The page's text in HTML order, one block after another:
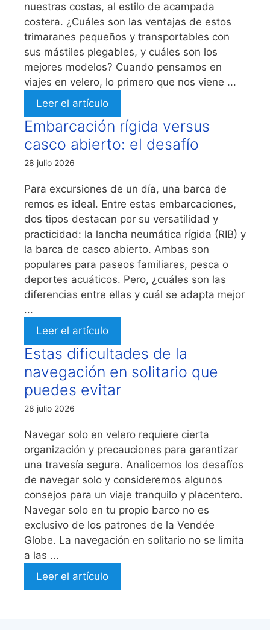
nuestras costas, al estilo de acampada
costera. ¿Cuáles son las ventajas de estos
trimaranes pequeños y transportables con
sus mástiles plegables, y cuáles son los
mejores modelos? Cuando pensamos en
viajes en velero, lo primero que nos viene ...
Leer el artículo
Embarcación rígida versus
casco abierto: el desafío
28 julio 2026
Para excursiones de un día, una barca de
remos es ideal. Entre estas embarcaciones,
dos tipos destacan por su versatilidad y
practicidad: la lancha neumática rígida (RIB) y
la barca de casco abierto. Ambas son
populares para paseos familiares, pesca o
deportes acuáticos. Pero, ¿cuáles son las
diferencias entre ellas y cuál se adapta mejor
...
Leer el artículo
Estas dificultades de la
navegación en solitario que
puedes evitar
28 julio 2026
Navegar solo en velero requiere cierta
organización y precauciones para garantizar
una travesía segura. Analicemos los desafíos
de navegar solo y consideremos algunos
consejos para un viaje tranquilo y placentero.
Navegar solo en tu propio barco no es
exclusivo de los patrones de la Vendée
Globe. La navegación en solitario no se limita
a las ...
Leer el artículo